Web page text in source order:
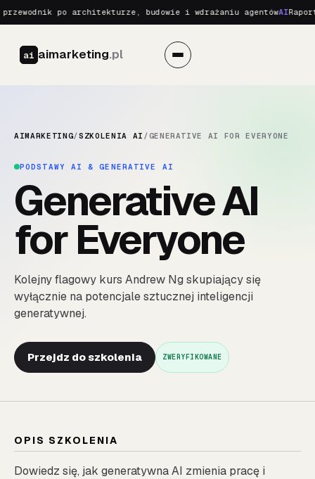
po architekturze, budowie i wdrażaniu agentówAIRaport
ai aimarketing.pl
AIMARKETING/SZKOLENIA AI /GENERATIVE AI FOR EVERYONE
PODSTAWY AI & GENERATIVE AI
Generative AI
for Everyone
Kolejny flagowy kurs Andrew Ng skupiający się
wyłącznie na potencjale sztucznej inteligencji
generatywnej.
Przejdz do szkolenia ZWERYFIKOWANE
OPIS SZKOLENIA
Dowiedz się, jak generatywna AI zmienia pracę i